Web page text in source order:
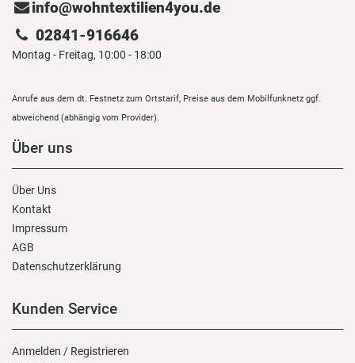
info@wohntextilien4you.de
02841-916646
Montag - Freitag, 10:00 - 18:00
Anrufe aus dem dt. Festnetz zum Ortstarif, Preise aus dem Mobilfunknetz ggf.
abweichend (abhängig vom Provider).
Über uns
Über Uns
Kontakt
Impressum
AGB
Daten­schutz­erklärung
Kunden Service
Anmelden / Registrieren